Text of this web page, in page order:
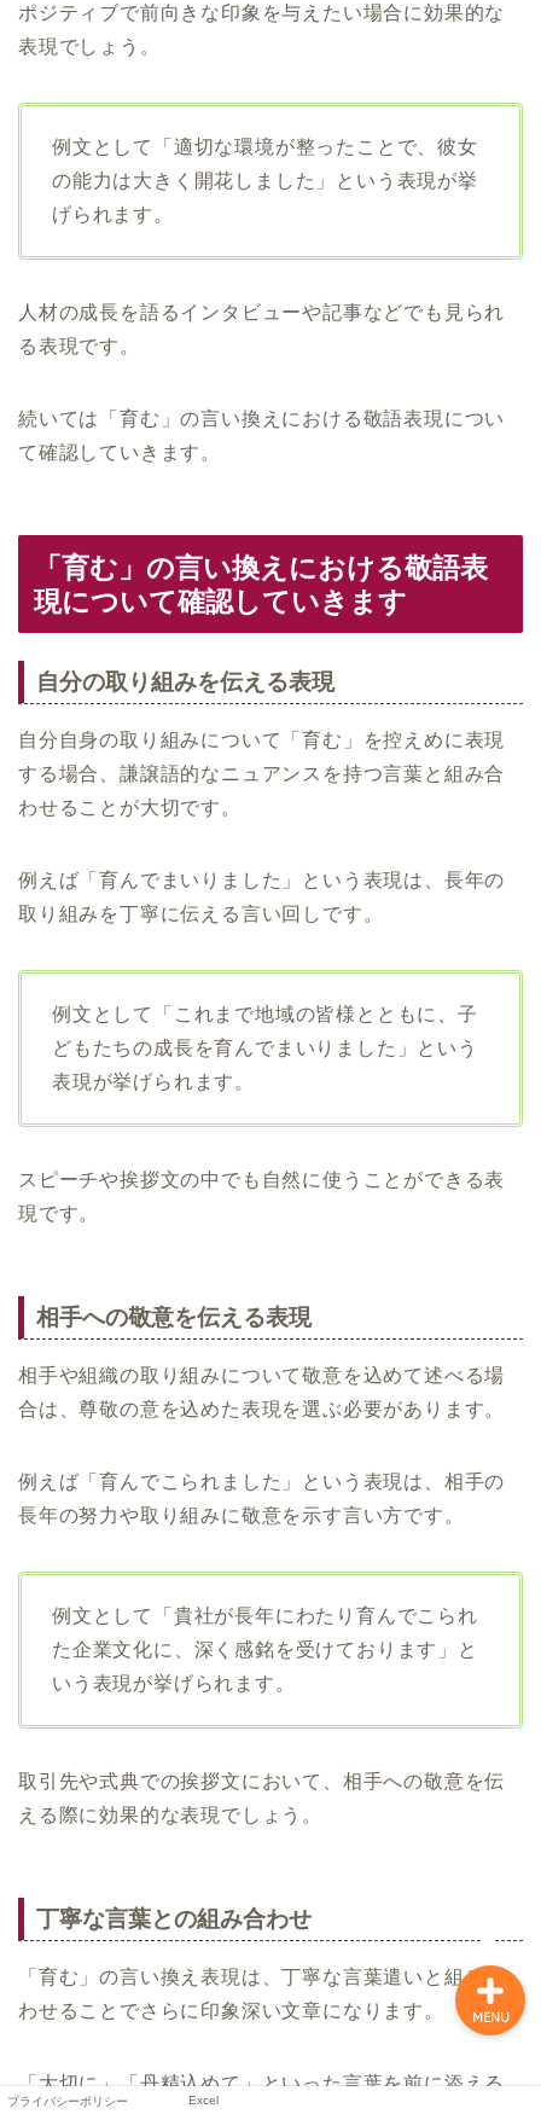
ポジティブで前向きな印象を与えたい場合に効果的な
表現でしょう。
例文として「適切な環境が整ったことで、彼女
の能力は大きく開花しました」という表現が挙
げられます。
人材の成長を語るインタビューや記事などでも見られ
る表現です。
続いては「育む」の言い換えにおける敬語表現につい
て確認していきます。
「育む」の言い換えにおける敬語表
現について確認していきます
自分の取り組みを伝える表現
自分自身の取り組みについて「育む」を控えめに表現
する場合、謙譲語的なニュアンスを持つ言葉と組み合
わせることが大切です。
例えば「育んでまいりました」という表現は、長年の
取り組みを丁寧に伝える言い回しです。
例文として「これまで地域の皆様とともに、子
どもたちの成長を育んでまいりました」という
表現が挙げられます。
スピーチや挨拶文の中でも自然に使うことができる表
現です。
相手への敬意を伝える表現
相手や組織の取り組みについて敬意を込めて述べる場
合は、尊敬の意を込めた表現を選ぶ必要があります。
例えば「育んでこられました」という表現は、相手の
長年の努力や取り組みに敬意を示す言い方です。
例文として「貴社が長年にわたり育んでこられ
た企業文化に、深く感銘を受けております」と
いう表現が挙げられます。
取引先や式典での挨拶文において、相手への敬意を伝
える際に効果的な表現でしょう。
丁寧な言葉との組み合わせ
「育む」の言い換え表現は、丁寧な言葉遣いと組み合
わせることでさらに印象深い文章になります。
「大切に」「丹精込めて」といった言葉を前に添える
プライバシーポリシー Excel
MENU
プライバシーポリシー